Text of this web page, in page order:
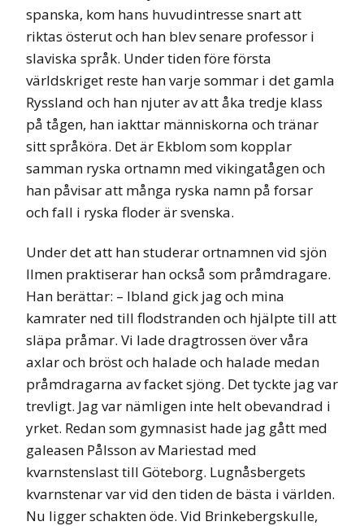
spanska, kom hans huvudintresse snart att
riktas österut och han blev senare professor i
slaviska språk. Under tiden före första
världskriget reste han varje sommar i det gamla
Ryssland och han njuter av att åka tredje klass
på tågen, han iakttar människorna och tränar
sitt språköra. Det är Ekblom som kopplar
samman ryska ortnamn med vikingatågen och
han påvisar att många ryska namn på forsar
och fall i ryska floder är svenska.
Under det att han studerar ortnamnen vid sjön
Ilmen praktiserar han också som pråmdragare.
Han berättar: – Ibland gick jag och mina
kamrater ned till flodstranden och hjälpte till att
släpa pråmar. Vi lade dragtrossen över våra
axlar och bröst och halade och halade medan
pråmdragarna av facket sjöng. Det tyckte jag var
trevligt. Jag var nämligen inte helt obevandrad i
yrket. Redan som gymnasist hade jag gått med
galeasen Pålsson av Mariestad med
kvarnstenslast till Göteborg. Lugnåsbergets
kvarnstenar var vid den tiden de bästa i världen.
Nu ligger schakten öde. Vid Brinkebergskulle,